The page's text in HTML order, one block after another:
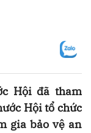
Hội đã tham
Hội tổ chức
gia bảo vệ an